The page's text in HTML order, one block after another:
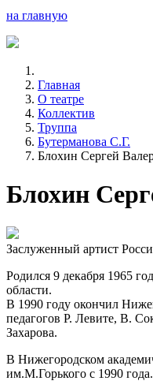
на главную
Главная
О театре
Коллектив
Труппа
Бутерманова С.Г.
Блохин Сергей
Блохин
Заслуженный артист
Родился 9 декабря 1965
области.
В 1990 году окончил
педагогов Р. Левите, В.
Захарова.
В Нижегородском
им.М.Горького с 1990 года.